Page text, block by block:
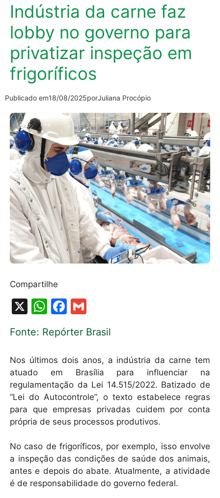
Indústria da carne faz
lobby no governo para
privatizar inspeção em
frigoríficos
Publicado em18/08/2025porJuliana Procópio
Compartilhe
X
W
at
s
A
p
p
F
c
e
b
o
o
k
ai
l
Fonte: Repórter Brasil
Nos últimos dois anos, a indústria da carne tem
atuado em Brasília para influenciar na
regulamentação da Lei 14.515/2022. Batizado de
“Lei do Autocontrole”, o texto estabelece regras
para que empresas privadas cuidem por conta
própria de seus processos produtivos.
No caso de frigoríficos, por exemplo, isso envolve
a inspeção das condições de saúde dos animais,
antes e depois do abate. Atualmente, a atividade
é de responsabilidade do governo federal.